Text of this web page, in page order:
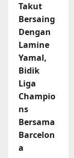
Takut
Bersaing
Dengan
Lamine
Yamal,
Bidik
Liga
Champio
ns
Bersama
Barcelon
a